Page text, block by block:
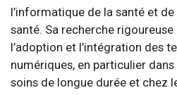
l’informatique de la santé et
santé. Sa recherche
l’adoption et l’intégration des
numériques, en particulier
soins de longue durée et chez